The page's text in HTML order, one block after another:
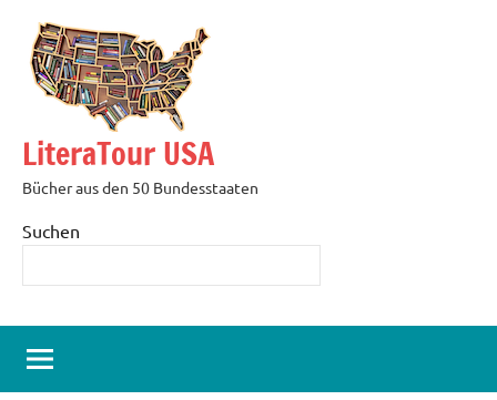
Inhalt
springen
LiteraTour USA
Bücher aus den 50 Bundesstaaten
Suchen